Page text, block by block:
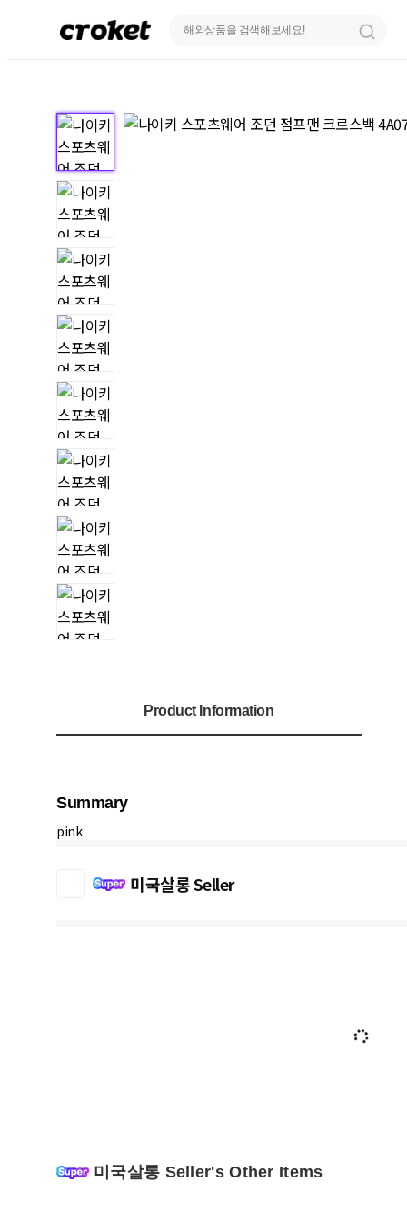
Product Information
Summary
pink
미국살롱 Seller
미국살롱 Seller's Other Items